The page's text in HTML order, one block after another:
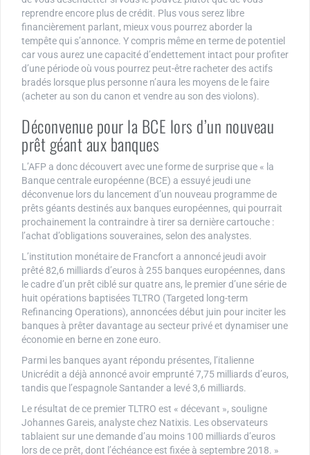
reprendre encore plus de crédit. Plus vous serez libre
financièrement parlant, mieux vous pourrez aborder la
tempête qui s’annonce. Y compris même en terme de potentiel
car vous aurez une capacité d’endettement intact pour profiter
d’une période où vous pourrez peut-être racheter des actifs
bradés lorsque plus personne n’aura les moyens de le faire
(acheter au son du canon et vendre au son des violons).
Déconvenue pour la BCE lors d’un nouveau
prêt géant aux banques
L’AFP a donc découvert avec une forme de surprise que « la
Banque centrale européenne (BCE) a essuyé jeudi une
déconvenue lors du lancement d’un nouveau programme de
prêts géants destinés aux banques européennes, qui pourrait
prochainement la contraindre à tirer sa dernière cartouche :
l’achat d’obligations souveraines, selon des analystes.
L’institution monétaire de Francfort a annoncé jeudi avoir
prêté 82,6 milliards d’euros à 255 banques européennes, dans
le cadre d’un prêt ciblé sur quatre ans, le premier d’une série de
huit opérations baptisées TLTRO (Targeted long-term
Refinancing Operations), annoncées début juin pour inciter les
banques à prêter davantage au secteur privé et dynamiser une
économie en berne en zone euro.
Parmi les banques ayant répondu présentes, l’italienne
Unicrédit a déjà annoncé avoir emprunté 7,75 milliards d’euros,
tandis que l’espagnole Santander a levé 3,6 milliards.
Le résultat de ce premier TLTRO est « décevant », souligne
Johannes Gareis, analyste chez Natixis. Les observateurs
tablaient sur une demande d’au moins 100 milliards d’euros
lors de ce prêt, dont l’échéance est fixée à septembre 2018. »